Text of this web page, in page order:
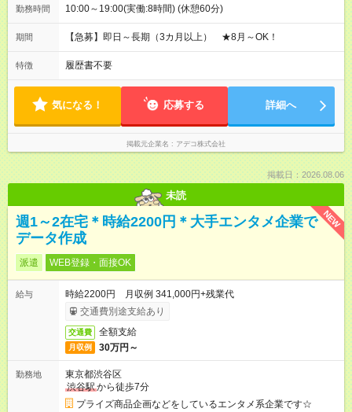
勤務時間 10:00～19:00(実働:8時間) (休憩60分)
期間 【急募】即日～長期（3カ月以上） ★8月～OK！
特徴 履歴書不要
気になる！ 応募する 詳細へ
掲載元企業名 アデコ株式会社
掲載日：2026.08.06
未読
NEW
週1～2在宅＊時給2200円＊大手エンタメ企業で
データ作成
派遣 WEB登録・面接OK
給与
時給2200円 月収例 341,000円+残業代
交通費別途支給あり
交通費 全額支給
月収例 30万円～
勤務地
東京都渋谷区
渋谷駅から徒歩7分
プライズ商品企画などをしているエンタメ系企業です☆